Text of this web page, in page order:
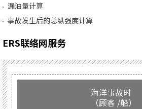
漏油量计算
事故发生后的总纵强度计算
ERS联络网服务
海洋事故时
（顾客 /船）